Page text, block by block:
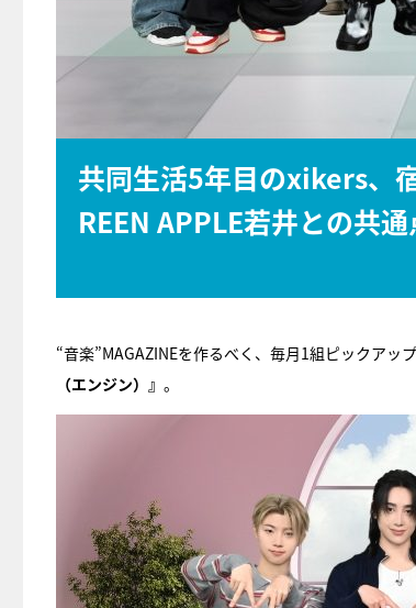
共同生活5年目のxikers、
REEN APPLE若井との共
“音楽”MAGAZINEを作るべく、毎月1組ピックアッ
（エンジン）』 。